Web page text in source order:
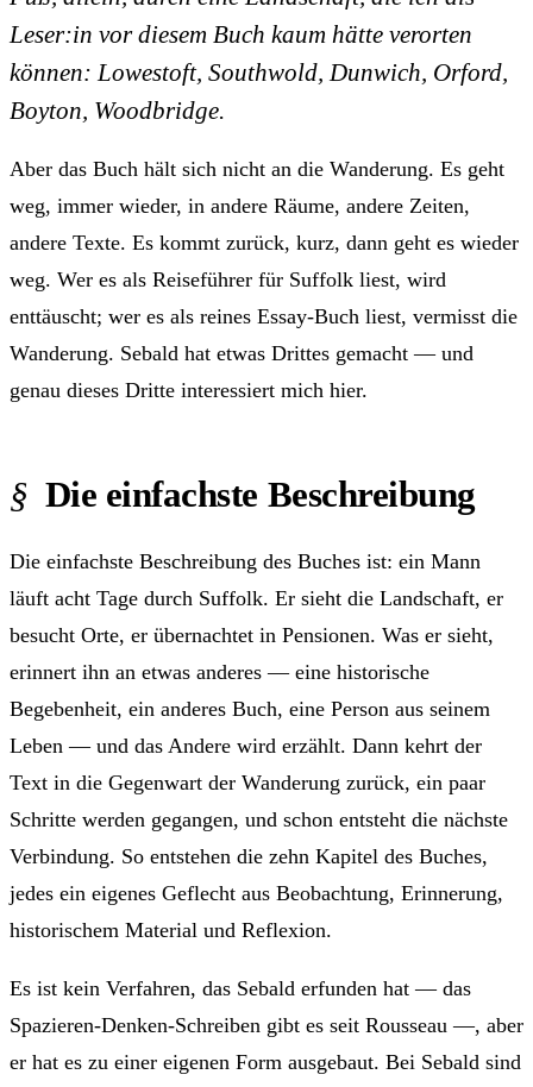
Leser:in vor diesem Buch kaum hätte verorten
können: Lowestoft, Southwold, Dunwich, Orford,
Boyton, Woodbridge.
Aber das Buch hält sich nicht an die Wanderung. Es geht
weg, immer wieder, in andere Räume, andere Zeiten,
andere Texte. Es kommt zurück, kurz, dann geht es wieder
weg. Wer es als Reiseführer für Suffolk liest, wird
enttäuscht; wer es als reines Essay-Buch liest, vermisst die
Wanderung. Sebald hat etwas Drittes gemacht — und
genau dieses Dritte interessiert mich hier.
Die einfachste Beschreibung
Die einfachste Beschreibung des Buches ist: ein Mann
läuft acht Tage durch Suffolk. Er sieht die Landschaft, er
besucht Orte, er übernachtet in Pensionen. Was er sieht,
erinnert ihn an etwas anderes — eine historische
Begebenheit, ein anderes Buch, eine Person aus seinem
Leben — und das Andere wird erzählt. Dann kehrt der
Text in die Gegenwart der Wanderung zurück, ein paar
Schritte werden gegangen, und schon entsteht die nächste
Verbindung. So entstehen die zehn Kapitel des Buches,
jedes ein eigenes Geflecht aus Beobachtung, Erinnerung,
historischem Material und Reflexion.
Es ist kein Verfahren, das Sebald erfunden hat — das
Spazieren-Denken-Schreiben gibt es seit Rousseau —, aber
er hat es zu einer eigenen Form ausgebaut. Bei Sebald sind